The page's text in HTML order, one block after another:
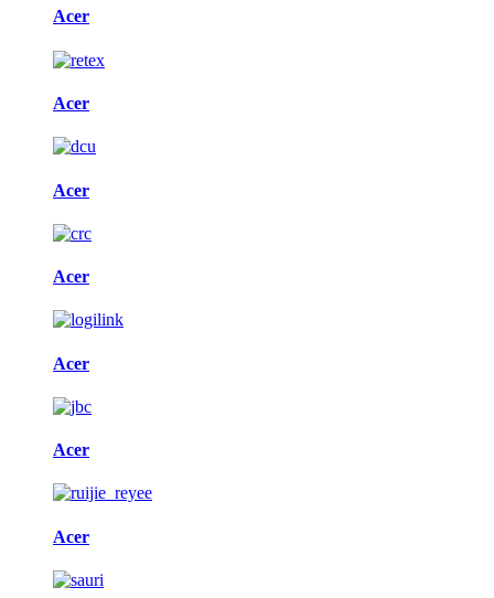
Acer
Acer
Acer
Acer
Acer
Acer
Acer